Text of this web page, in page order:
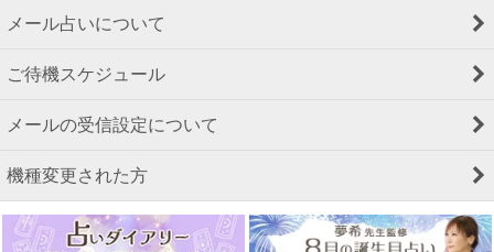
メール占いについて
ご待機スケジュール
メールの受信設定について
機種変更された方